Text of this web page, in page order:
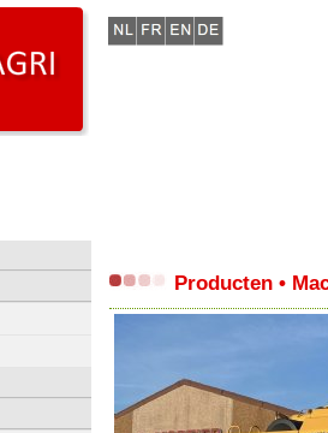
Producten •